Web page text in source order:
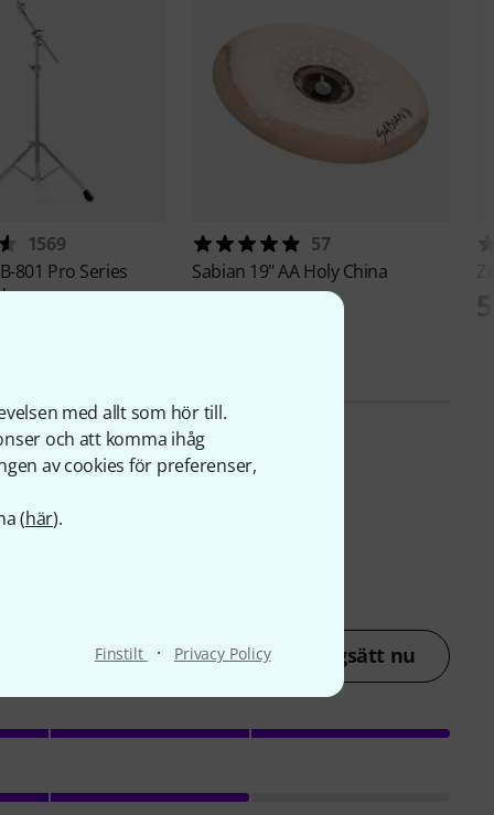
med allt som hör till.
och att komma ihåg
av cookies för preferenser,
(här).
Finstilt · Privacy Policy
1569
801 Pro Series
57
Sabian 19" AA Holy China
Betygsätt nu